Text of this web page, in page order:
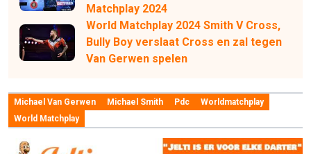
Matchplay 2024
World Matchplay 2024 Smith V Cross,
Bully Boy verslaat Cross en zal tegen
Van Gerwen spelen
Michael Van Gerwen Michael Smith Pdc
Worldmatchplay
World Matchplay